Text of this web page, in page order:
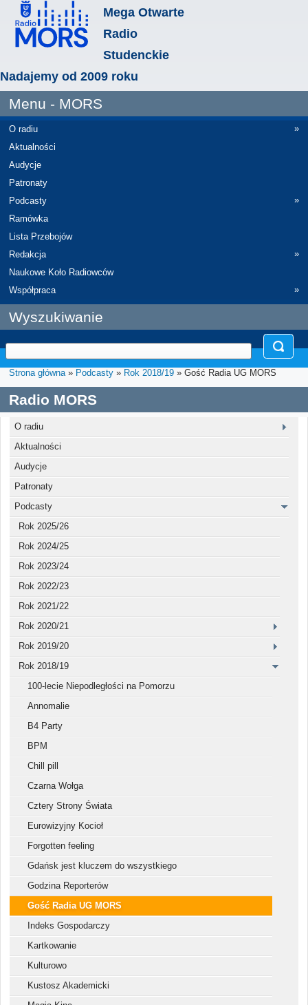
Mega Otwarte
Radio
Studenckie
Nadajemy od 2009 roku
Menu - MORS
O radiu
»
Aktualności
Audycje
Patronaty
Podcasty
»
Ramówka
Lista Przebojów
Redakcja
»
Naukowe Koło Radiowców
Współpraca
»
Wyszukiwanie
Strona główna» Podcasty » Rok 2018/19 » Gość Radia UG MORS
Radio MORS
O radiu
Aktualności
Audycje
Patronaty
Podcasty
Rok 2025/26
Rok 2024/25
Rok 2023/24
Rok 2022/23
Rok 2021/22
Rok 2020/21
Rok 2019/20
Rok 2018/19
100-lecie Niepodległości na Pomorzu
Annomalie
B4 Party
BPM
Chill pill
Czarna Wołga
Cztery Strony Świata
Eurowizyjny Kocioł
Forgotten feeling
Gdańsk jest kluczem do wszystkiego
Godzina Reporterów
Gość Radia UG MORS
Indeks Gospodarczy
Kartkowanie
Kulturowo
Kustosz Akademicki